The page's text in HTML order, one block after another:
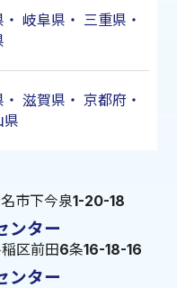
・ 岐阜県 ・ 三重県 ・
・ 滋賀県 ・ 京都府 ・
県
市下今泉1-20-18
ンター
区前田6条16-18-16
ンター